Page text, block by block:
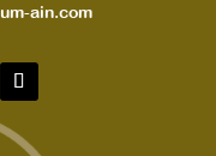
ain.com